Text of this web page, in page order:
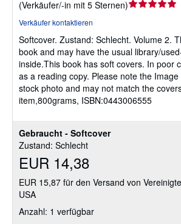
Gebraucht - Softcover
Zustand: Schlecht
EUR 14,38
EUR 15,87 für den Versand von
USA
Anzahl: 1 verfügbar
(Verkäufer/-in mit 5 Sternen)
5
Sternen
Verkäufer kontaktieren
Softcover. Zustand: Schlecht. Volume 2.
book and may have the usual library/
inside.This book has soft covers. In poor
as a reading copy. Please note the
stock photo and may not match the
item,800grams, ISBN:0443006555